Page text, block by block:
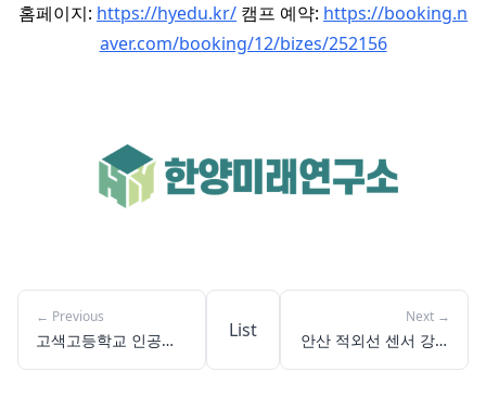
홈페이지: https://hyedu.kr/ 캠프 예약: https://booking.n
aver.com/booking/12/bizes/252156
← Previous
고색고등학교 인공지
List
Next →
안산 적외선 센서 강아